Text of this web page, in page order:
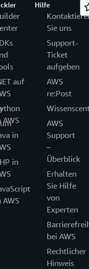
auf
AWS
in
in
AWS
Hilfe
Sie uns
Support-
Ticket
aufgeben
AWS
re:Post
AWS
Support
–
Überblick
Erhalten
Sie Hilfe
von
Experten
bei AWS
Rechtlicher
Hinweis